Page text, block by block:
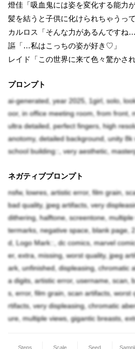
燈佳「吸血鬼には姿を変化する能力
髪を結うと子供に化けられちゃうっ
カルロス「そんな力があるんですね…
謳「…私はこっちの姿が好き♡」
レイド「この世界に来て色々驚かさ
プロンプト
ai-generated, year 2025, 1girl, solo,
oor, in office meeting room, from front,
ultra detailed, perfect fingers, high
anotomy, detailed background, unity 8k
school building::, very aesthetic,
ネガティブプロンプト
nsfw, lowres, artistic error, film grain,
bad quality, jpeg artifacts, very
dithering, halftone, screentone,
termarks, negative space, blank page,
d, Logo Mark::, dc comics, marvel
er, extra, missing, worst quality, jpeg
ark, unfinished, displeasing, chromatic
a digits, artistic error, username, scan,
s, error, film grain, scan artifacts, worst
rtifacts, very displeasing, chromatic
ure, multiple views, gigantic breasts,
Steps Scale Seed